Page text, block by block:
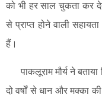
को भी हर साल चुकता कर
से प्राप्त होने वाली
हैं।
पाकलूराम मौर्य ने
दो वर्षों से धान और मक्का